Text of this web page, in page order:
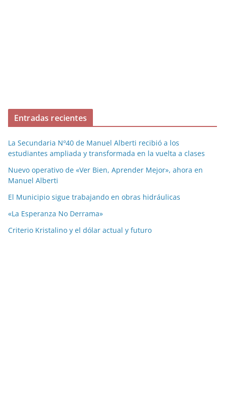
Entradas recientes
La Secundaria Nº40 de Manuel Alberti recibió a los
estudiantes ampliada y transformada en la vuelta a clases
Nuevo operativo de «Ver Bien, Aprender Mejor», ahora en
Manuel Alberti
El Municipio sigue trabajando en obras hidráulicas
«La Esperanza No Derrama»
Criterio Kristalino y el dólar actual y futuro